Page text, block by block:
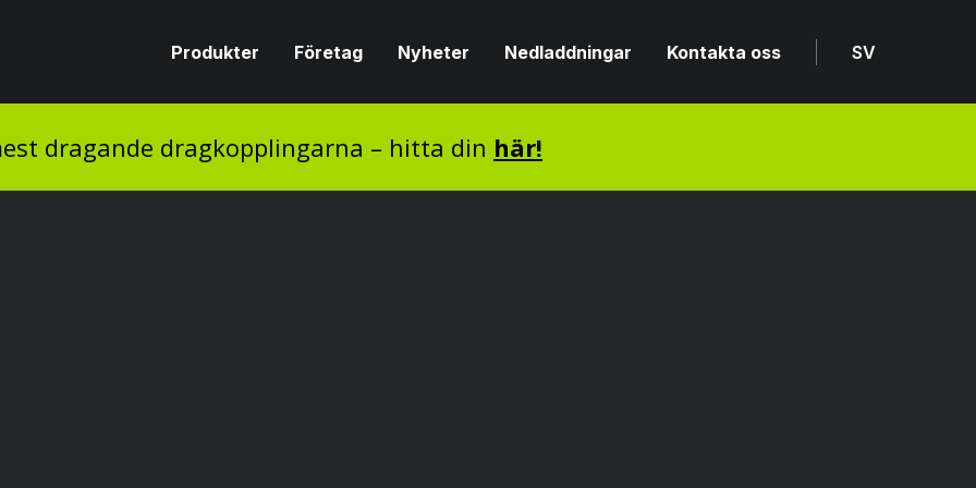
Produkter Företag Nyheter Nedladdningar Kontakta oss SV
dragande dragkopplingarna – hitta din här!